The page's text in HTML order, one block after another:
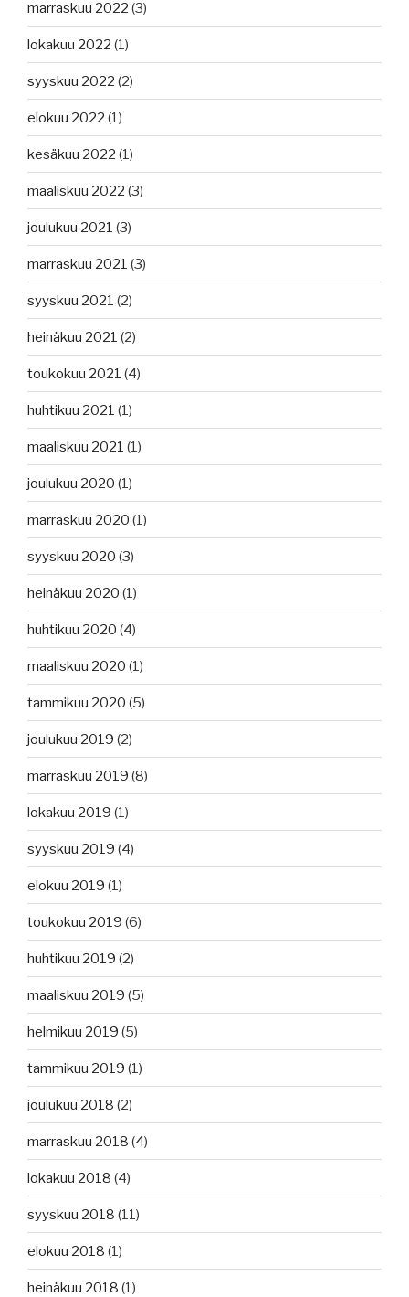
marraskuu 2022 (3)
lokakuu 2022 (1)
syyskuu 2022 (2)
elokuu 2022 (1)
kesäkuu 2022 (1)
maaliskuu 2022 (3)
joulukuu 2021 (3)
marraskuu 2021 (3)
syyskuu 2021 (2)
heinäkuu 2021 (2)
toukokuu 2021 (4)
huhtikuu 2021 (1)
maaliskuu 2021 (1)
joulukuu 2020 (1)
marraskuu 2020 (1)
syyskuu 2020 (3)
heinäkuu 2020 (1)
huhtikuu 2020 (4)
maaliskuu 2020 (1)
tammikuu 2020 (5)
joulukuu 2019 (2)
marraskuu 2019 (8)
lokakuu 2019 (1)
syyskuu 2019 (4)
elokuu 2019 (1)
toukokuu 2019 (6)
huhtikuu 2019 (2)
maaliskuu 2019 (5)
helmikuu 2019 (5)
tammikuu 2019 (1)
joulukuu 2018 (2)
marraskuu 2018 (4)
lokakuu 2018 (4)
syyskuu 2018 (11)
elokuu 2018 (1)
heinäkuu 2018 (1)